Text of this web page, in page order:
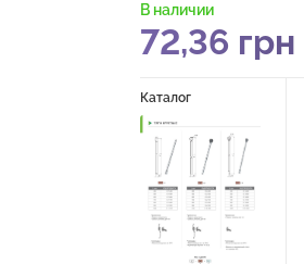
В наличии
72,36 грн
Каталог